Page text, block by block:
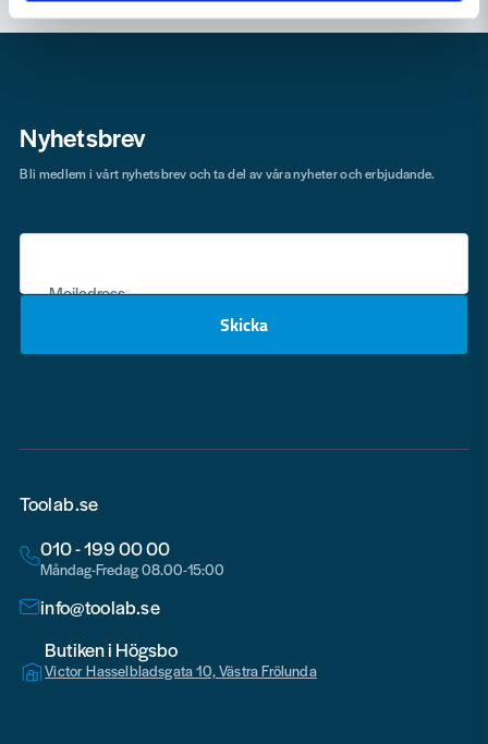
Nyhetsbrev
Mejladress
Skicka
Bli medlem i vårt nyhetsbrev och ta del av våra nyheter och erbjudande.
Toolab.se
010 - 199 00 00
Måndag-Fredag 08.00-15:00
info@toolab.se
Butiken i Högsbo
Victor Hasselbladsgata 10, Västra Frölunda